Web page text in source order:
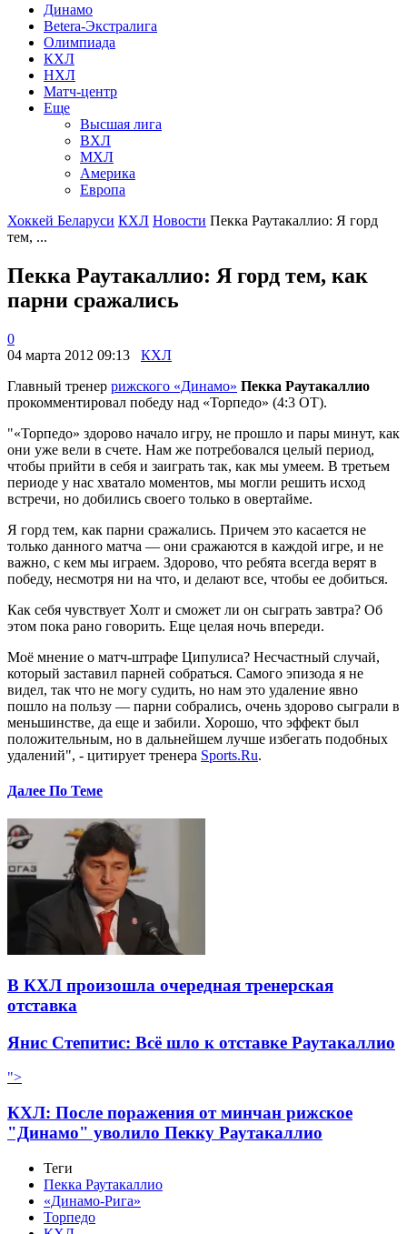
Динамо
Betera-Экстралига
Олимпиада
КХЛ
НХЛ
Матч-центр
Еще
Высшая лига
ВХЛ
МХЛ
Америка
Европа
Хоккей Беларуси КХЛ Новости Пекка Раутакаллио: Я горд
тем, ...
Пекка Раутакаллио: Я горд тем, как
парни сражались
0
04 марта 2012 09:13
КХЛ
Главный тренер рижского «Динамо» Пекка Раутакаллио
прокомментировал победу над «Торпедо» (4:3 ОТ).
"«Торпедо» здорово начало игру, не прошло и пары минут, как
они уже вели в счете. Нам же потребовался целый период,
чтобы прийти в себя и заиграть так, как мы умеем. В третьем
периоде у нас хватало моментов, мы могли решить исход
встречи, но добились своего только в овертайме.
Я горд тем, как парни сражались. Причем это касается не
только данного матча — они сражаются в каждой игре, и не
важно, с кем мы играем. Здорово, что ребята всегда верят в
победу, несмотря ни на что, и делают все, чтобы ее добиться.
Как себя чувствует Холт и сможет ли он сыграть завтра? Об
этом пока рано говорить. Еще целая ночь впереди.
Моё мнение о матч-штрафе Ципулиса? Несчастный случай,
который заставил парней собраться. Самого эпизода я не
видел, так что не могу судить, но нам это удаление явно
пошло на пользу — парни собрались, очень здорово сыграли в
меньшинстве, да еще и забили. Хорошо, что эффект был
положительным, но в дальнейшем лучше избегать подобных
удалений", - цитирует тренера Sports.Ru.
Далее По Теме
В КХЛ произошла очередная тренерская
отставка
Янис Степитис: Всё шло к отставке Раутакаллио
">
КХЛ: После поражения от минчан рижское
"Динамо" уволило Пекку Раутакаллио
Теги
Пекка Раутакаллио
«Динамо-Рига»
Торпедо